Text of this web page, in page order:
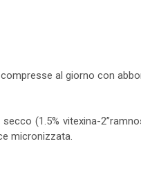
al giorno con
(1.5% vitexina-
micronizzata.